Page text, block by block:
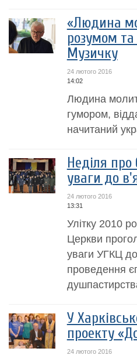
«Людина
розумом
Музичку
24 лютого 2016
14:02
Людина
гумором,
начитаний
Неділя
уваги до
24 лютого 2016
13:31
Улітку 2010
Церкви
уваги УГКЦ
проведення
У
проекту
24 лютого 2016